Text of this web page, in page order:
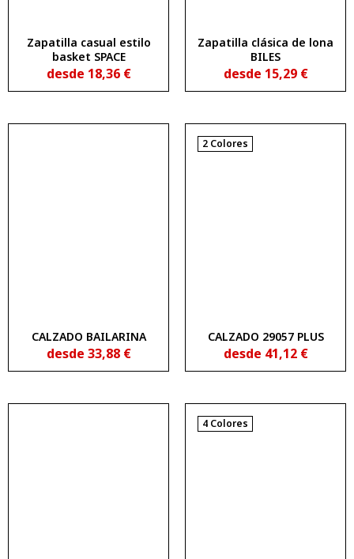
Zapatilla casual estilo
basket SPACE
desde 18,36 €
Zapatilla clásica de lona
BILES
desde 15,29 €
CALZADO BAILARINA
desde 33,88 €
2 Colores
CALZADO 29057 PLUS
desde 41,12 €
4 Colores